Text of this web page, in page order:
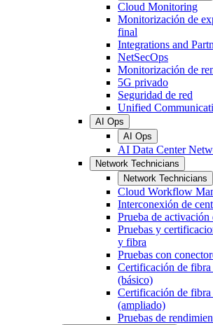
Cloud Monitoring
Monitorización de
final
Integrations and
NetSecOps
Monitorización de
5G privado
Seguridad de red
Unified
AI Ops
AI Ops
AI Data Center
Network Technicians
Network Technicians
Cloud Workflow
Interconexión de
Prueba de
Pruebas y
y fibra
Pruebas con
Certificación de fibra
(básico)
Certificación de
(ampliado)
Pruebas de